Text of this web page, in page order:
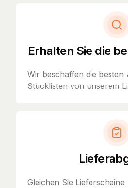
Erhalten Sie die
Wir beschaffen die
Stücklisten von unserem
Gleichen Sie